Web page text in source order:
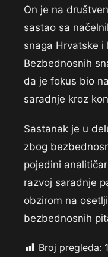
On je na
sastao sa
snaga Hrvatske i
Bezbednosnih
da je fokus bio
saradnje kroz
Sastanak je u
zbog
pojedini
razvoj saradnje
obzirom na
bezbednosnih
Broj pregleda: